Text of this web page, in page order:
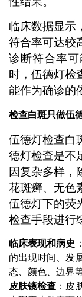
临床数据显示
符合率可达较
诊断符合率
时，伍德灯检
能作为确诊的
检查白斑只做伍
伍德灯检查白
德灯检查是不
因复杂多样，
花斑癣、无色
伍德灯下的荧
检查手段进行
临床表现和病史
的出现时间、发
态、颜色、边界
皮肤镜检查 ：皮